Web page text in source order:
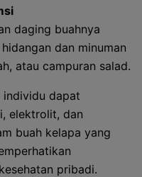
daging buahnya
dan minuman
atau campuran salad.
individu dapat
elektrolit, dan
buah kelapa yang
pribadi.